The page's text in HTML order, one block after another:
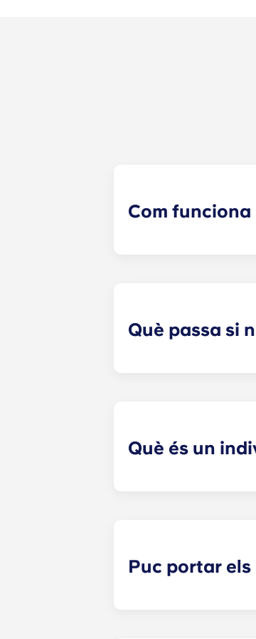
Com
Què passa si
Què és un
Puc portar els